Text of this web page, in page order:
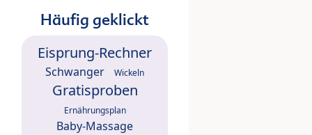
Häufig geklickt
Eisprung-Rechner
Schwanger Wickeln
Gratisproben
Ernährungsplan
Baby-Massage